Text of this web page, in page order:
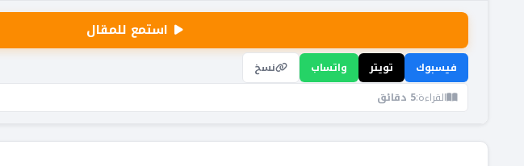
استمع للمقال
فيسبوك تويتر واتساب
نسخ
القراءة:5 دقائق